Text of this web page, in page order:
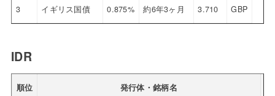
3 イギリス国債 0.875% 約6年3ヶ月 3.710 GBP
IDR
順位 発行体・銘柄名